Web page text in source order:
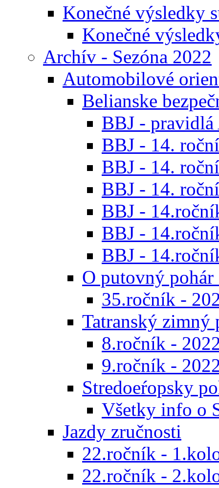
Konečné výsledky
Konečné
Archív - Sezóna 2022
Automobilové
Belianske
BBJ - pravidlá
BBJ - 14.
BBJ - 14.
BBJ - 14.
BBJ -
BBJ -
BBJ -
O putovný
35.ročník -
Tatranský zimný
8.ročník -
9.ročník -
Stredoeŕopsky
Všetky info o
Jazdy zručnosti
22.ročník -
22.ročník -